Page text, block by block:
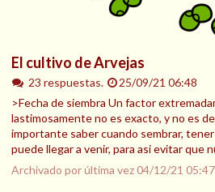
El cultivo de Arvejas
23 respuestas.
25/09/21 06:48
>Fecha de siembra Un factor
lastimosamente no es exacto, y no es
importante saber cuando sembrar,
puede llegar a venir, para asi evitar que
Archivado por última vez04/12/21 05:47